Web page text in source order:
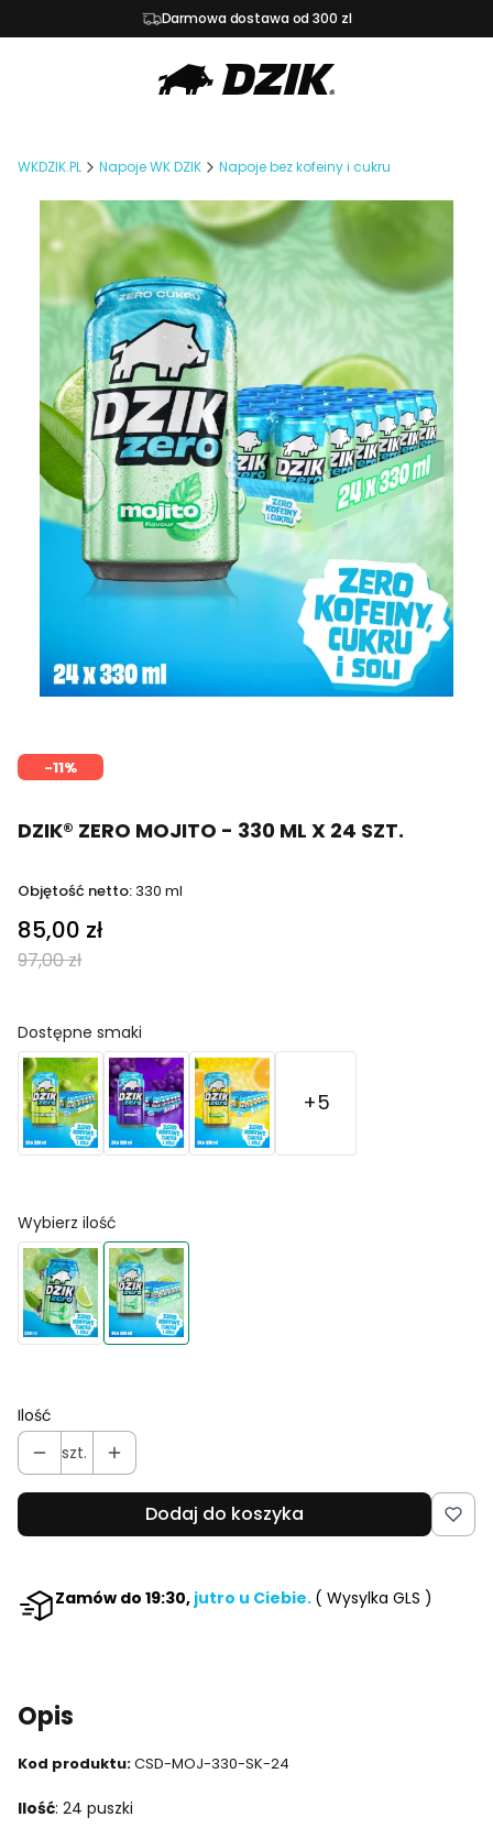
Darmowa dostawa od 300 zl
WKDZIK.PL Napoje WK DZIK Napoje bez kofeiny i cukru
-11%
DZIK® ZERO MOJITO - 330 ML X 24 SZT.
Objętość netto:330 ml
85,00 zł
97,00 zł
Dostępne smaki
+5
Wybierz ilość
Ilość
szt.
Dodaj do koszyka
Zamów do 19:30, jutro u Ciebie. ( Wysylka GLS )
Opis
Kod produktu:CSD-MOJ-330-SK-24
Ilość: 24 puszki